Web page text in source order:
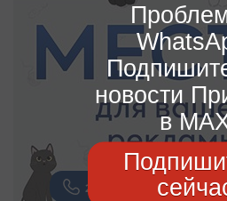
новости
в